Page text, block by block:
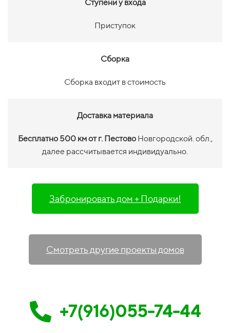
Ступени у входа
Приступок
Сборка
Сборка входит в стоимость
Доставка материала
Бесплатно 500 км от г. ПестовоНовгородской. обл.,
далее рассчитывается индивидуально.
Забронировать дом + Подарки!
Смотреть другие проекты домов
+7(916)055-74-44